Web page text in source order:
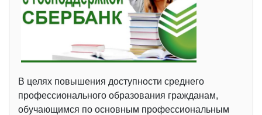
В целях повышения доступности среднего
профессионального образования гражданам,
обучающимся по основным профессиональным